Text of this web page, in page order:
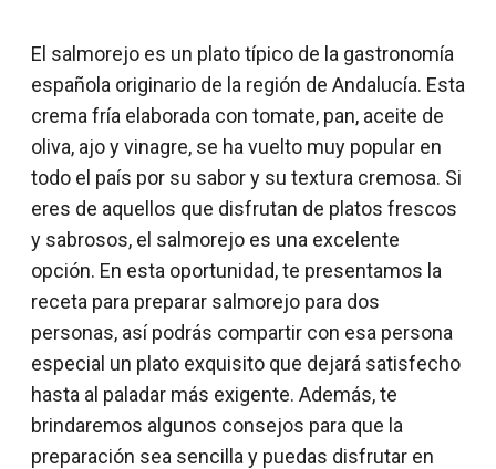
El salmorejo es un plato típico de la gastronomía
española originario de la región de Andalucía. Esta
crema fría elaborada con tomate, pan, aceite de
oliva, ajo y vinagre, se ha vuelto muy popular en
todo el país por su sabor y su textura cremosa. Si
eres de aquellos que disfrutan de platos frescos
y sabrosos, el salmorejo es una excelente
opción. En esta oportunidad, te presentamos la
receta para preparar salmorejo para dos
personas, así podrás compartir con esa persona
especial un plato exquisito que dejará satisfecho
hasta al paladar más exigente. Además, te
brindaremos algunos consejos para que la
preparación sea sencilla y puedas disfrutar en